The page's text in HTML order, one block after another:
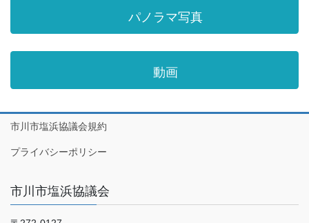
パノラマ写真
動画
市川市塩浜協議会規約
プライバシーポリシー
市川市塩浜協議会